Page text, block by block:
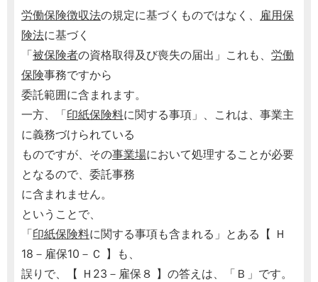
労働保険徴収法の規定に基づくものではなく、 雇用保
険法に基づく
「被保険者の資格取得及び喪失の届出」これも、 労働
保険事務ですから
委託範囲に含まれます。
一方、「印紙保険料に関する事項」、これは、事業主
に義務づけられている
ものですが、その事業場において処理することが必要
となるので、委託事務
に含まれません。
ということで、
「印紙保険料に関する事項も含まれる」とある【 Ｈ
18－雇保10－Ｃ 】も、
誤りで、【 Ｈ23－雇保８ 】の答えは、「Ｂ」です。